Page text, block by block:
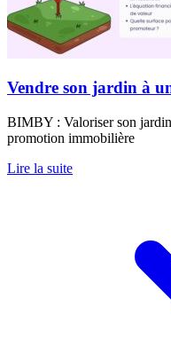
Vendre son jardin à
BIMBY : Valoriser son
promotion immobilière
Lire la suite